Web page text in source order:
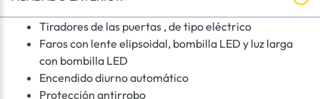
Tiradores de las puertas , de tipo eléctrico
Faros con lente elipsoidal, bombilla LED y luz larga
con bombilla LED
Encendido diurno automático
Protección antirrobo